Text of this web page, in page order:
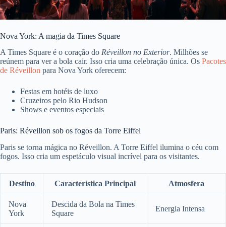
Nova York: A magia da Times Square
A Times Square é o coração do Réveillon no Exterior. Milhões se
reúnem para ver a bola cair. Isso cria uma celebração única. Os Pacotes
de Réveillon para Nova York oferecem:
Festas em hotéis de luxo
Cruzeiros pelo Rio Hudson
Shows e eventos especiais
Paris: Réveillon sob os fogos da Torre Eiffel
Paris se torna mágica no Réveillon. A Torre Eiffel ilumina o céu com
fogos. Isso cria um espetáculo visual incrível para os visitantes.
Destino Característica Principal Atmosfera
Nova
York
Descida da Bola na Times
Square
Energia Intensa